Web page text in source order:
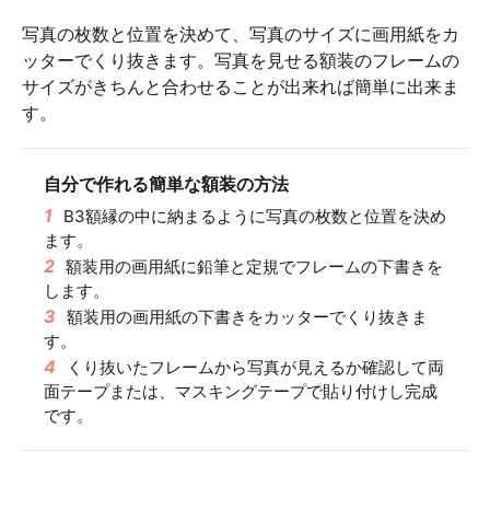
写真の枚数と位置を決めて、写真のサイズに画用紙をカ
ッターでくり抜きます。写真を見せる額装のフレームの
サイズがきちんと合わせることが出来れば簡単に出来ま
す。
自分で作れる簡単な額装の方法
1
B3額縁の中に納まるように写真の枚数と位置を決め
ます。
2 額装用の画用紙に鉛筆と定規でフレームの下書きを
します。
3 額装用の画用紙の下書きをカッターでくり抜きま
す。
4
くり抜いたフレームから写真が見えるか確認して両
面テープまたは、マスキングテープで貼り付けし完成
です。